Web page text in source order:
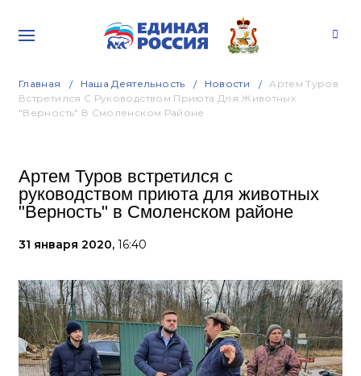
Главная Наша Деятельность Новости
Артем Туров
Встретился С Руководством Приюта Для Животных
"Верность" В Смоленском Районе
Артем Туров встретился с
руководством приюта для животных
"Верность" в Смоленском районе
31 января 2020, 16:40